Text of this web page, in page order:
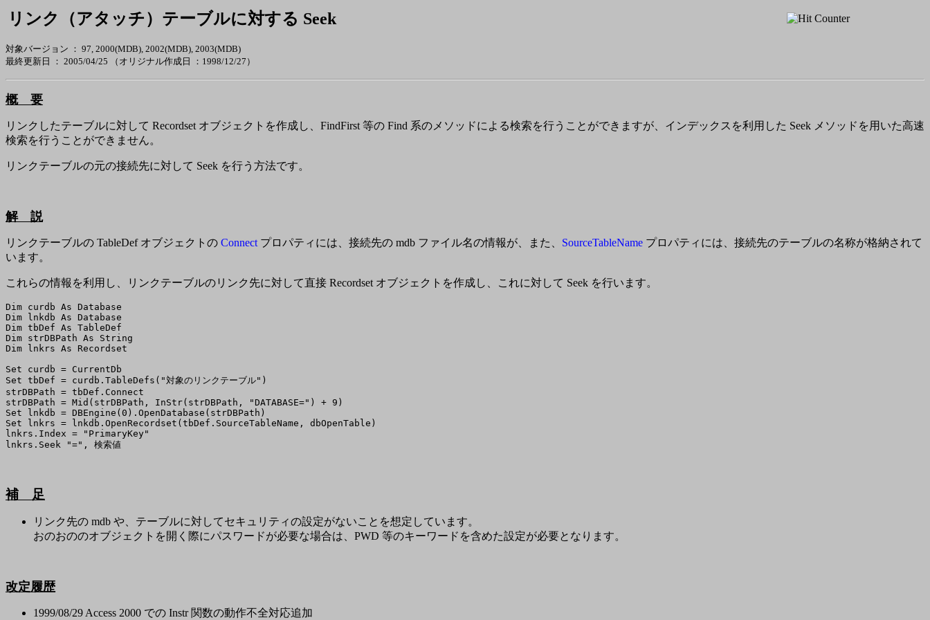
リンク（アタッチ）テーブルに対する Seek
対象バージョン ： 97, 2000(MDB), 2002(MDB), 2003(MDB)
最終更新日 ： 2005/04/25 （オリジナル作成日 ：1998/12/27）
概 要
リンクしたテーブルに対して Recordset オブジェクトを作成し、FindFirst 等の Find 系のメソッドによる検索を行うことができますが、インデックスを利用した Seek メソッドを用いた高速
検索を行うことができません。
リンクテーブルの元の接続先に対して Seek を行う方法です。
解 説
リンクテーブルの TableDef オブジェクトの Connect プロパティには、接続先の mdb ファイル名の情報が、また、 SourceTableName プロパティには、接続先のテーブルの名称が格納されて
います。
これらの情報を利用し、リンクテーブルのリンク先に対して直接 Recordset オブジェクトを作成し、これに対して Seek を行います。
Dim curdb As Database
Dim lnkdb As Database
Dim tbDef As TableDef
Dim strDBPath As String
Dim lnkrs As Recordset
Set curdb = CurrentDb
Set tbDef = curdb.TableDefs("対象のリンクテーブル")
strDBPath = tbDef.Connect
strDBPath = Mid(strDBPath, InStr(strDBPath, "DATABASE=") + 9)
Set lnkdb = DBEngine(0).OpenDatabase(strDBPath)
Set lnkrs = lnkdb.OpenRecordset(tbDef.SourceTableName, dbOpenTable)
lnkrs.Index = "PrimaryKey"
lnkrs.Seek "=", 検索値
補 足
リンク先の mdb や、テーブルに対してセキュリティの設定がないことを想定しています。
おのおののオブジェクトを開く際にパスワードが必要な場合は、PWD 等のキーワードを含めた設定が必要となります。
改定履歴
1999/08/29 Access 2000 での Instr 関数の動作不全対応追加